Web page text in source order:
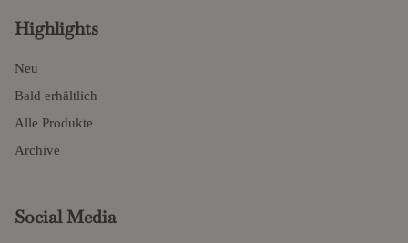
Highlights
Neu
Bald erhältlich
Alle Produkte
Archive
Social Media